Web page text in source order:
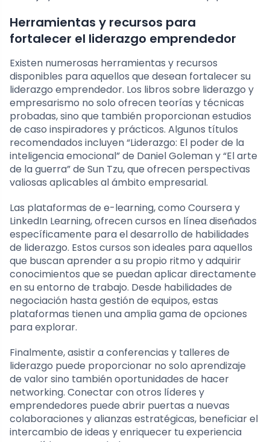
Herramientas y recursos para
fortalecer el liderazgo emprendedor
Existen numerosas herramientas y recursos
disponibles para aquellos que desean fortalecer su
liderazgo emprendedor. Los libros sobre liderazgo y
empresarismo no solo ofrecen teorías y técnicas
probadas, sino que también proporcionan estudios
de caso inspiradores y prácticos. Algunos títulos
recomendados incluyen “Liderazgo: El poder de la
inteligencia emocional” de Daniel Goleman y “El arte
de la guerra” de Sun Tzu, que ofrecen perspectivas
valiosas aplicables al ámbito empresarial.
Las plataformas de e-learning, como Coursera y
LinkedIn Learning, ofrecen cursos en línea diseñados
específicamente para el desarrollo de habilidades
de liderazgo. Estos cursos son ideales para aquellos
que buscan aprender a su propio ritmo y adquirir
conocimientos que se puedan aplicar directamente
en su entorno de trabajo. Desde habilidades de
negociación hasta gestión de equipos, estas
plataformas tienen una amplia gama de opciones
para explorar.
Finalmente, asistir a conferencias y talleres de
liderazgo puede proporcionar no solo aprendizaje
de valor sino también oportunidades de hacer
networking. Conectar con otros líderes y
emprendedores puede abrir puertas a nuevas
colaboraciones y alianzas estratégicas, beneficiar el
intercambio de ideas y enriquecer tu experiencia